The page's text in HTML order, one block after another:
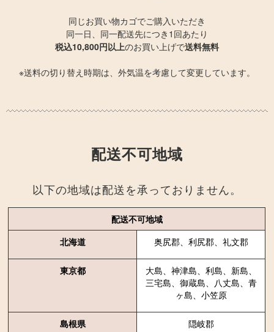
同じお買い物カゴでご購入いただき
同一日、同一配送先につき1回あたり
税込10,800円以上のお買い上げで送料無料
※送料の切り替え時期は、外気温を考慮して変更しています。
配送不可地域
以下の地域は配送を承っておりません。
配送不可地域
北海道
奥尻郡、利尻郡、礼文郡
東京都
大島、神津島、利島、新島、
三宅島、御蔵島、八丈島、青
ヶ島、小笠原
島根県 隠岐郡